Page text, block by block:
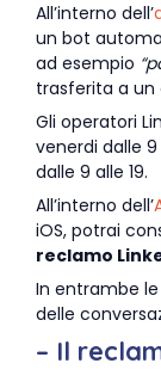
All’interno dell’
un bot
ad esempio
trasferita a un
Gli operatori
venerdi dalle
dalle 9 alle 19.
All’interno dell’
iOS, potrai
reclamo
In entrambe
delle
– Il